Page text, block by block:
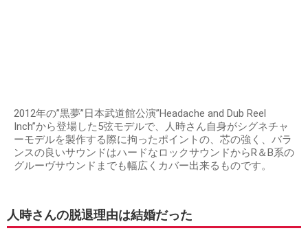
2012年の”黒夢”日本武道館公演”Headache and Dub Reel
Inch”から登場した5弦モデルで、人時さん自身がシグネチャ
ーモデルを製作する際に拘ったポイントの、芯の強く、バラ
ンスの良いサウンドはハードなロックサウンドからR＆B系の
グルーヴサウンドまでも幅広くカバー出来るものです。
人時さんの脱退理由は結婚だった